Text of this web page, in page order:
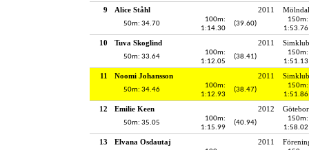
9 Alice Ståhl 2011
50m: 34.70
100m:
1:14.30
(39.60)
150m:
1:53.76
10 Tuva Skoglind 2011
50m: 33.64
100m:
1:12.05
(38.41)
150m:
1:51.13
11 Noomi Johansson 2011
50m: 34.46
100m:
1:12.93
(38.47)
150m:
1:51.86
12 Emilie Keen 2012
50m: 35.05
100m:
1:15.99
(40.94)
150m:
1:58.02
13 Elvana Osdautaj 2011